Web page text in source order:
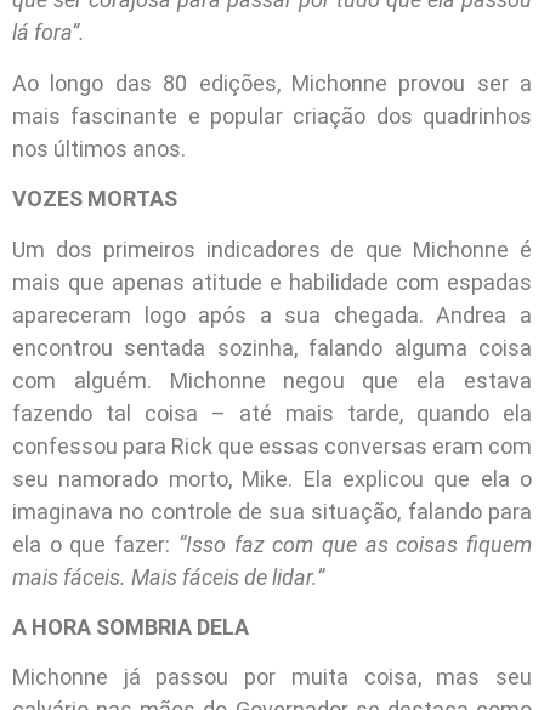
lá fora”.
Ao longo das 80 edições, Michonne provou ser a
mais fascinante e popular criação dos quadrinhos
nos últimos anos.
VOZES MORTAS
Um dos primeiros indicadores de que Michonne é
mais que apenas atitude e habilidade com espadas
apareceram logo após a sua chegada. Andrea a
encontrou sentada sozinha, falando alguma coisa
com alguém. Michonne negou que ela estava
fazendo tal coisa – até mais tarde, quando ela
confessou para Rick que essas conversas eram com
seu namorado morto, Mike. Ela explicou que ela o
imaginava no controle de sua situação, falando para
ela o que fazer: “Isso faz com que as coisas fiquem
mais fáceis. Mais fáceis de lidar.”
A HORA SOMBRIA DELA
Michonne já passou por muita coisa, mas seu